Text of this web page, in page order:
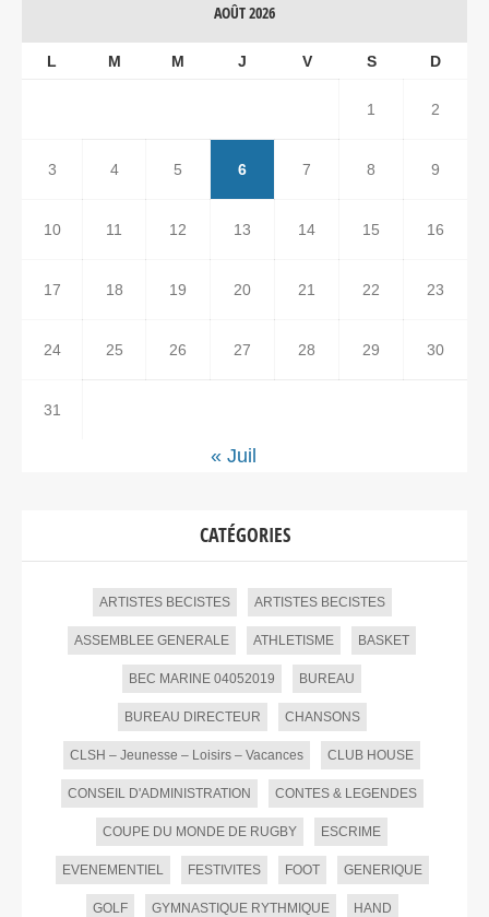
AOÛT 2026
L M M J V S D
1 2
3 4 5 6 7 8 9
10 11 12 13 14 15 16
17 18 19 20 21 22 23
24 25 26 27 28 29 30
31
« Juil
CATÉGORIES
ARTISTES BECISTES ARTISTES BECISTES
ASSEMBLEE GENERALE ATHLETISME BASKET
BEC MARINE 04052019 BUREAU
BUREAU DIRECTEUR CHANSONS
CLSH – Jeunesse – Loisirs – Vacances CLUB HOUSE
CONSEIL D'ADMINISTRATION CONTES & LEGENDES
COUPE DU MONDE DE RUGBY ESCRIME
EVENEMENTIEL FESTIVITES FOOT GENERIQUE
GOLF GYMNASTIQUE RYTHMIQUE HAND